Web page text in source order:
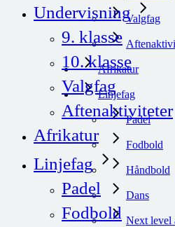
Valgfag
Afrikatur
Linjefag
Padel
Fodbold
Håndbold
Dans
Next level
Undervisning
9. klasse
10. klasse
Valgfag
Aftenaktiviteter
Afrikatur
Linjefag
Padel
Fodbold